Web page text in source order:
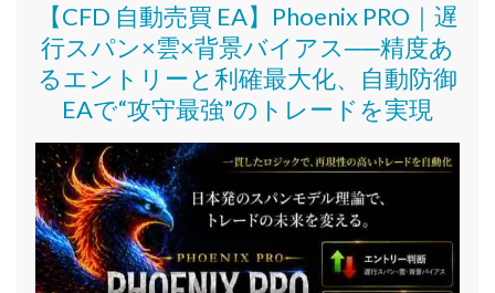
【CFD 自動売買 EA】Phoenix PRO｜遅
行スパン×雲×背景バイアス──精度あ
るエントリーと利確最大化、自動防御
EAで“攻守最強”のトレードを実現